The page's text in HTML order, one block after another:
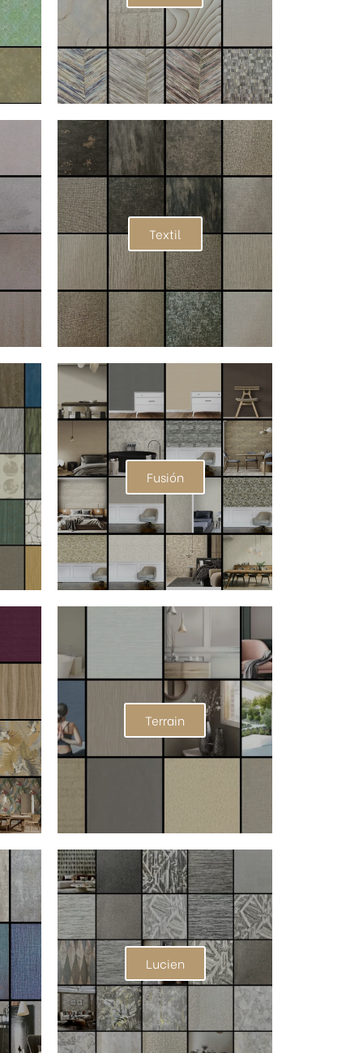
Textil
Fusión
Terrain
Lucien